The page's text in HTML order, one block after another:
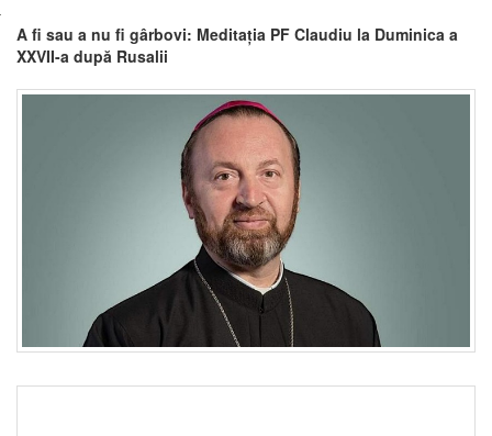
A fi sau a nu fi gârbovi: Meditația PF Claudiu la Duminica a
XXVII-a după Rusalii